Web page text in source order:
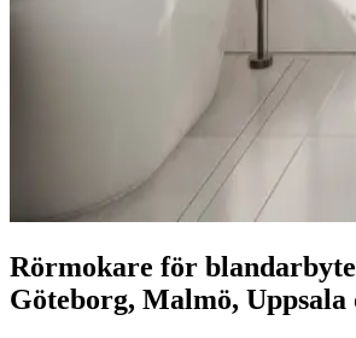
Rörmokare för
Göteborg, Malmö, Uppsala